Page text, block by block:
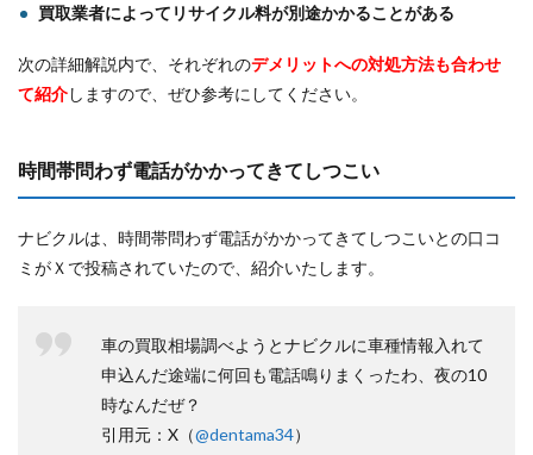
買取業者によってリサイクル料が別途かかることがある
次の詳細解説内で、それぞれのデメリットへの対処方法も合わせ
て紹介しますので、ぜひ参考にしてください。
時間帯問わず電話がかかってきてしつこい
ナビクルは、時間帯問わず電話がかかってきてしつこいとの口コ
ミがＸで投稿されていたので、紹介いたします。
車の買取相場調べようとナビクルに車種情報入れて
申込んだ途端に何回も電話鳴りまくったわ、夜の10
時なんだぜ？
引用元：X（@dentama34）